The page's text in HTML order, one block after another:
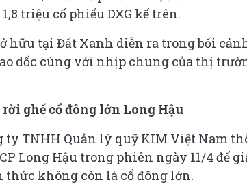
triệu cổ phiếu DXG kể trên.
hữu tại Đất Xanh diễn ra trong bối
dốc cùng với nhịp chung của thị
ghế cổ đông lớn Long Hậu
TNHH Quản lý quỹ KIM Việt Nam
Long Hậu trong phiên ngày 11/4 để
thức không còn là cổ đông lớn.